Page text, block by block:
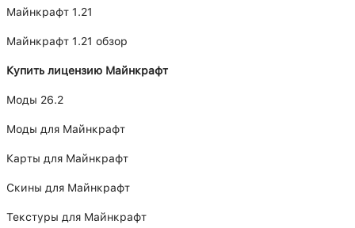
Майнкрафт 1.21
Майнкрафт 1.21 обзор
Купить лицензию Майнкрафт
Моды 26.2
Моды для Майнкрафт
Карты для Майнкрафт
Скины для Майнкрафт
Текстуры для Майнкрафт